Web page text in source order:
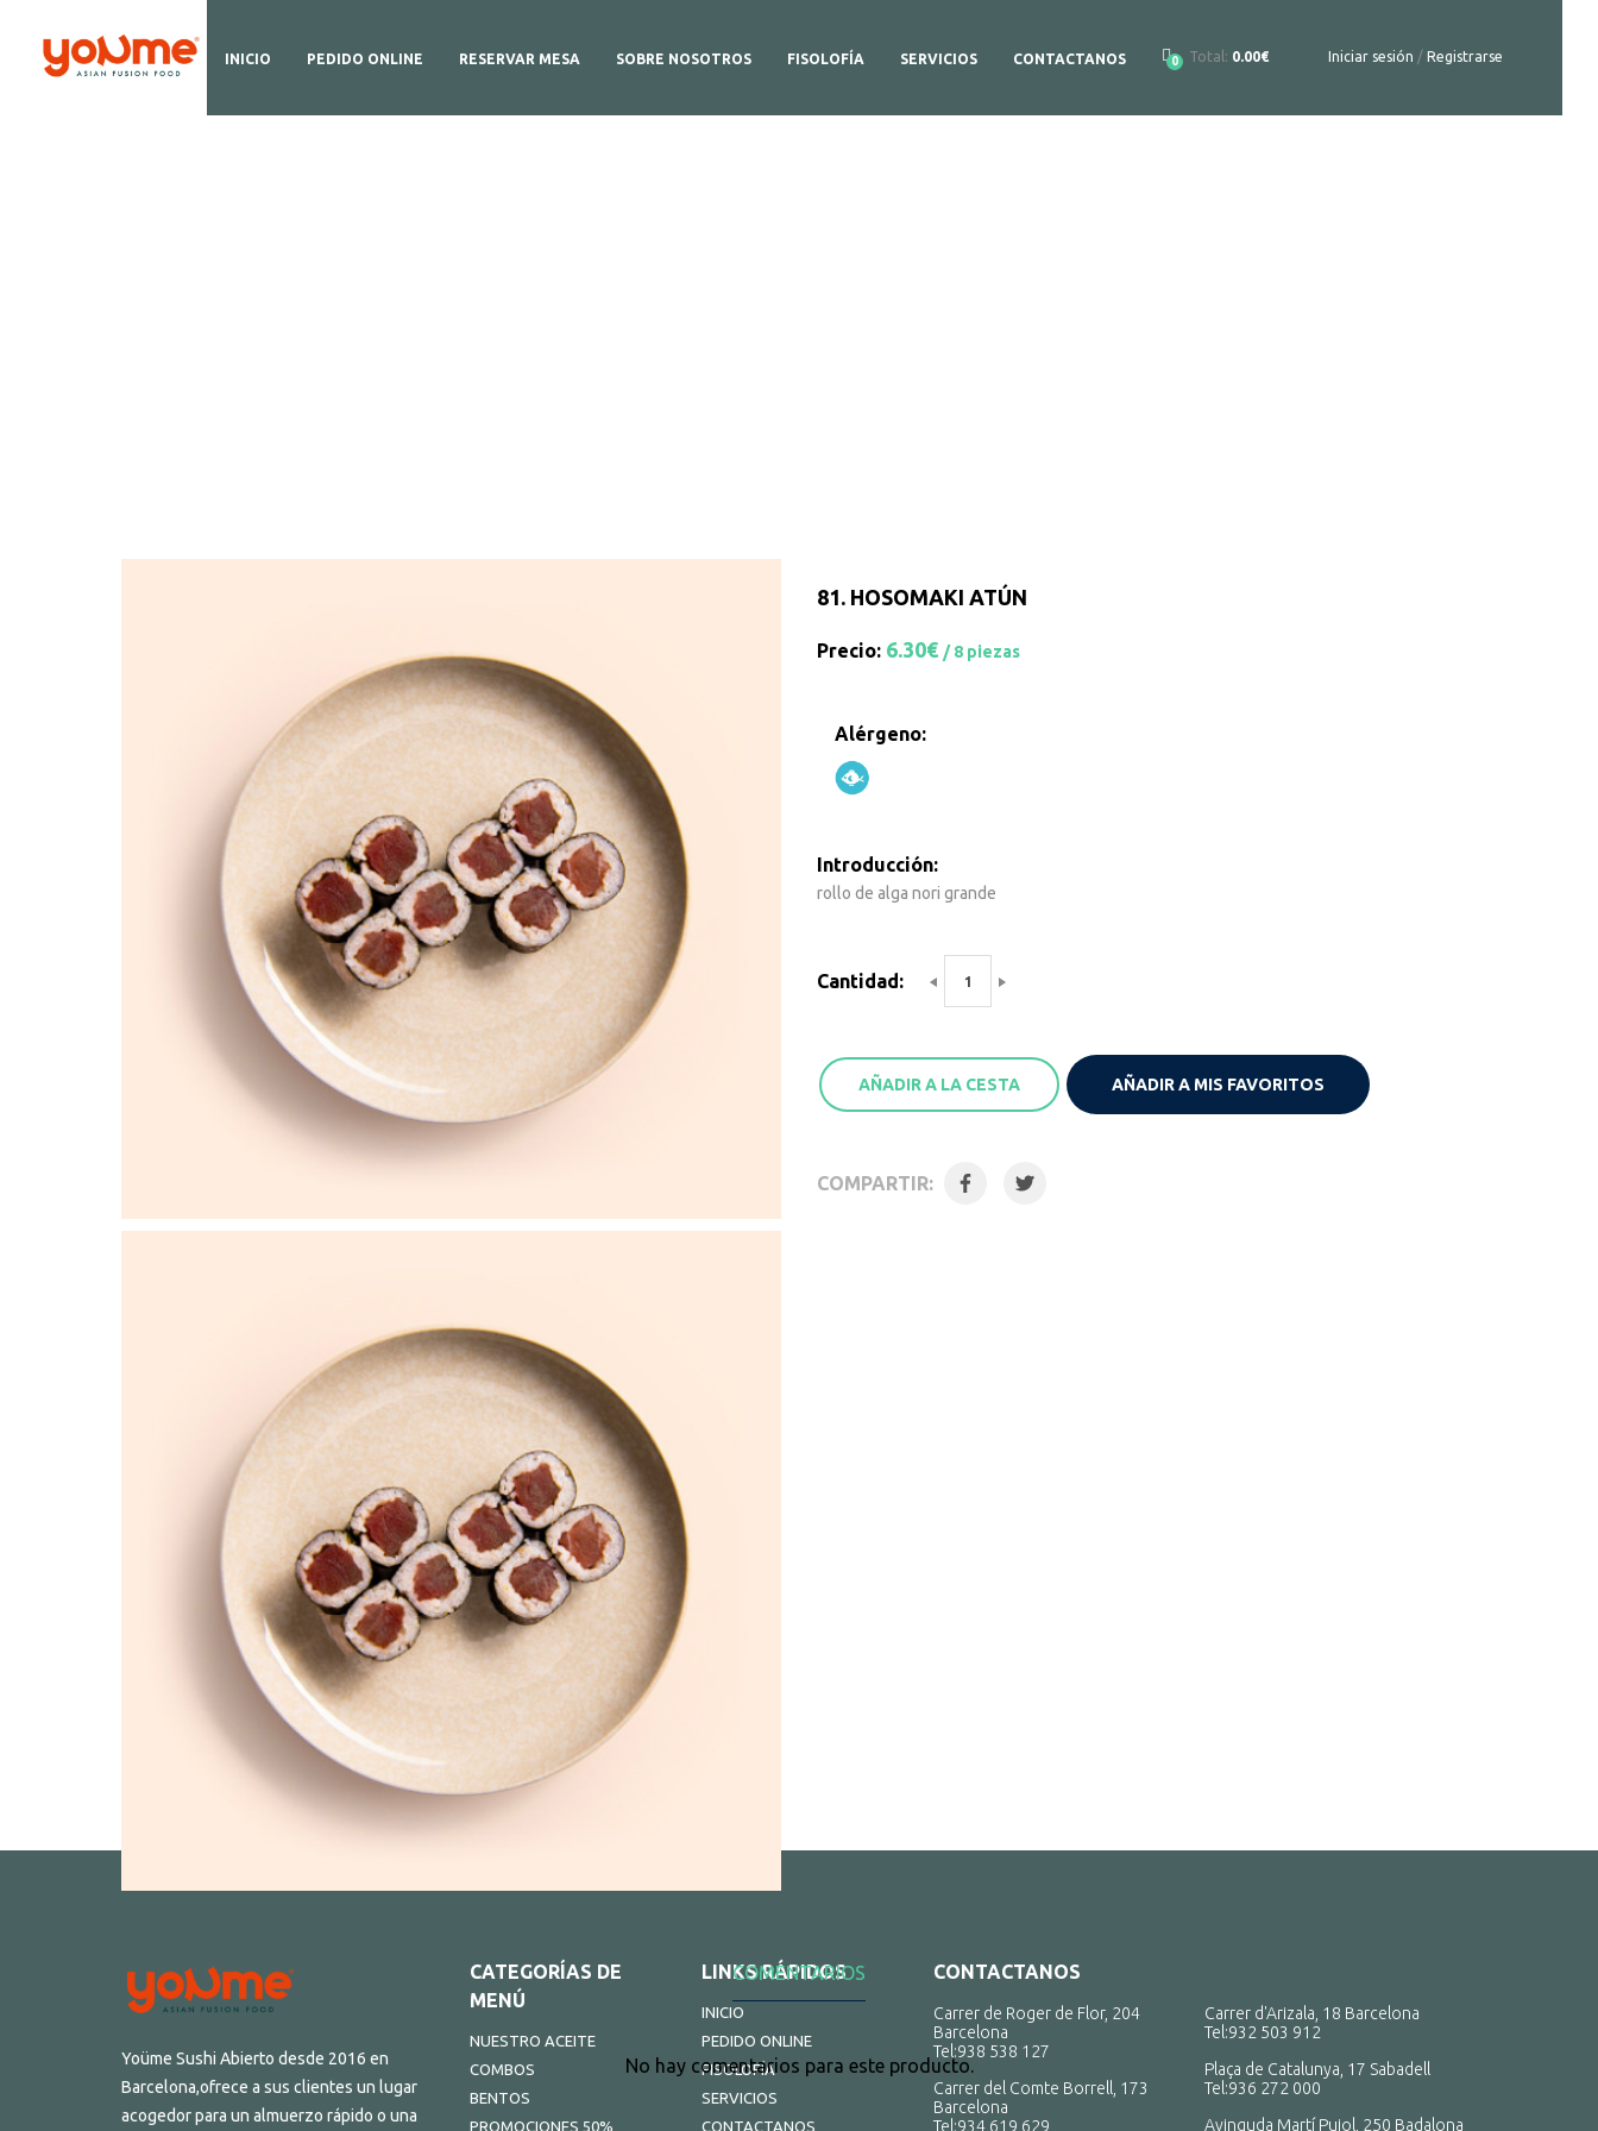
0 Total: 0.00€ Iniciar sesión / Registrarse
INICIO PEDIDO ONLINE RESERVAR MESA SOBRE NOSOTROS FISOLOFÍA SERVICIOS CONTACTANOS
81. HOSOMAKI ATÚN
Precio: 6.30€ / 8 piezas
Alérgeno:
Introducción:
rollo de alga nori grande
Cantidad:
AÑADIR A LA CESTA AÑADIR A MIS FAVORITOS
COMPARTIR:
COMENTARIOS
No hay comentarios para este producto.
Yoüme Sushi Abierto desde 2016 en
Barcelona,ofrece a sus clientes un lugar
acogedor para un almuerzo rápido o una
CATEGORÍAS DE
MENÚ
NUESTRO ACEITE
COMBOS
BENTOS
PROMOCIONES 50%
LINKS RÁPIDOS
INICIO
PEDIDO ONLINE
FISOLOFÍA
SERVICIOS
CONTACTANOS
CONTACTANOS
Carrer de Roger de Flor, 204
Barcelona
Tel:938 538 127
Carrer del Comte Borrell, 173
Barcelona
Tel:934 619 629
Carrer d'Arizala, 18 Barcelona
Tel:932 503 912
Plaça de Catalunya, 17 Sabadell
Tel:936 272 000
Avinguda Martí Pujol, 250 Badalona